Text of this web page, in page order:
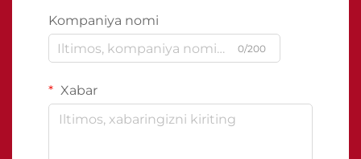
Kompaniya nomi
0/200
Xabar